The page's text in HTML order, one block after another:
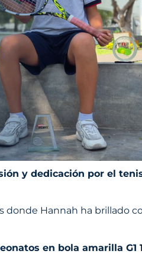
y dedicación por el
donde Hannah ha brillado
en bola amarilla G1